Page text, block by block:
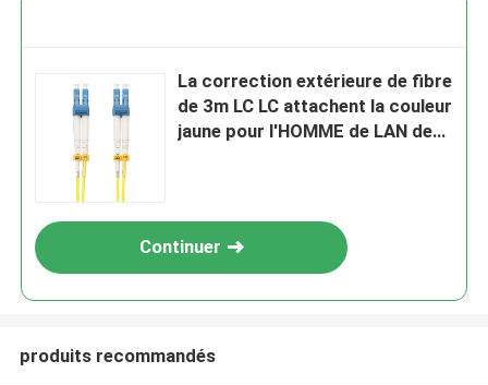
La correction extérieure de fibre
de 3m LC LC attachent la couleur
jaune pour l'HOMME de LAN de
Continuer
produits recommandés